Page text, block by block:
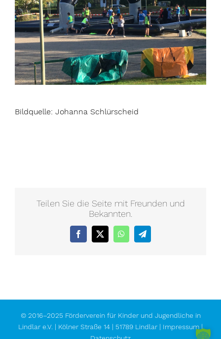
Bildquelle: Johanna Schlürscheid
Teilen Sie die Seite mit Freunden und
Bekannten.
Facebook
X WhatsAppTelegram
© 2016–2025 Förderverein für Kinder und Jugendliche in
Lindlar e.V. | Kölner Straße 14 | 51789 Lindlar | Impressum |